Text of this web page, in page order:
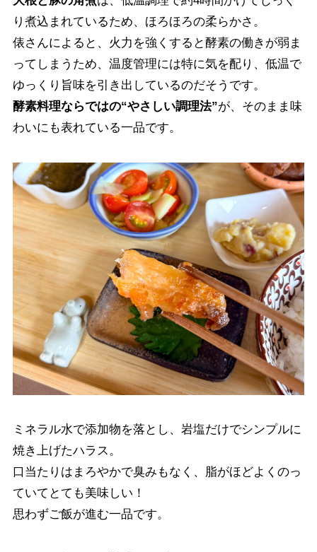
り煮込まれているため、ほろほろの柔らかさ。
俵さんによると、火力を強くすると酵素の働きが弱ま
ってしまうため、温度管理には特に気を配り、低温で
ゆっくり旨味を引き出しているのだそうです。
酵素料理ならではの“やさしい調理法”が、そのまま味
わいにも表れている一品です。
ミネラル水で添加物を落とし、岩塩だけでシンプルに
焼き上げたハラス。
口当たりはまろやかで臭みもなく、脂がほどよくのっ
ていてとても美味しい！
思わずご飯が進む一品です。